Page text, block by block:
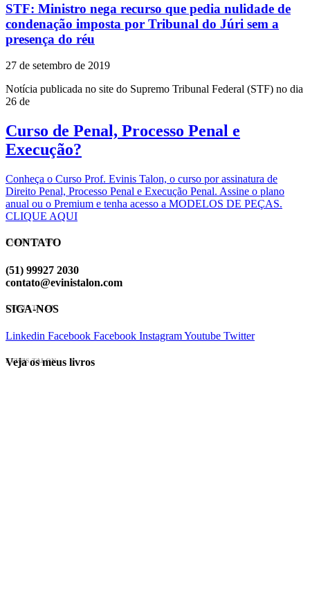
STF: Ministro nega recurso que pedia nulidade de
condenação imposta por Tribunal do Júri sem a
presença do réu
27 de setembro de 2019
Notícia publicada no site do Supremo Tribunal Federal (STF) no dia
26 de
Curso de Penal, Processo Penal e
Execução?
Conheça o Curso Prof. Evinis Talon, o curso por assinatura de
Direito Penal, Processo Penal e Execução Penal. Assine o plano
anual ou o Premium e tenha acesso a MODELOS DE PEÇAS.
CLIQUE AQUI
EVINIS TALON
CONTATO
(51) 99927 2030
contato@evinistalon.com
EVINIS TALON
SIGA-NOS
Linkedin Facebook Facebook InstagramYoutube Twitter
EVINIS TALON
Veja os meus livros